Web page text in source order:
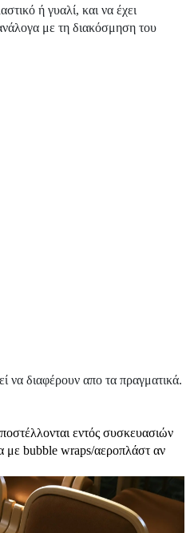
ή γυαλί, και να έχει
με τη διακόσμηση του
να διαφέρουν απο τα πραγματικά.
εντός συσκευασιών
με bubble wraps/αεροπλάστ αν